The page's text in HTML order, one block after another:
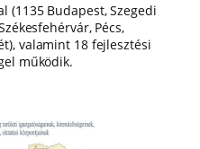
(1135 Budapest, Szegedi
Pécs,
valamint 18 fejlesztési
működik.